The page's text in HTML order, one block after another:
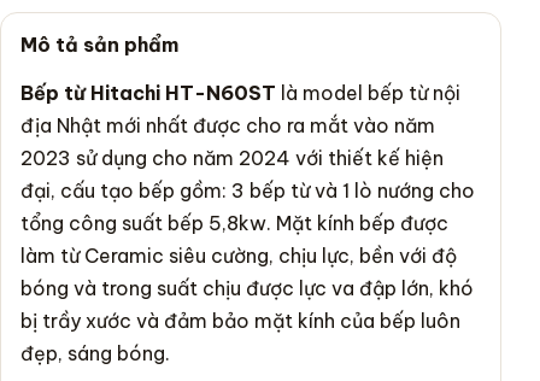
Mô tả sản phẩm
Bếp từHitachi HT-N60ST là model bếp từnội
địa Nhật mới nhất được cho ra mắt vào năm
2023 sử dụng cho năm 2024 với thiết kế hiện
đại, cấu tạo bếp gồm: 3 bếp từvà 1 lò nướng cho
tổng công suất bếp 5,8kw. Mặt kính bếp được
làm từ Ceramic siêu cường, chịu lực, bền với độ
bóng và trong suất chịu được lực va đập lớn, khó
bị trầy xước và đảm bảo mặt kính của bếp luôn
đẹp, sáng bóng.